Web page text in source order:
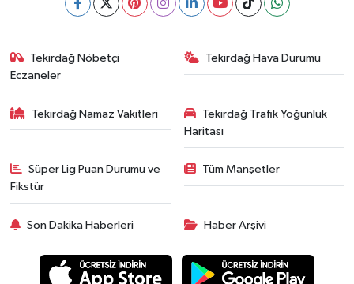
Tekirdağ Nöbetçi
Eczaneler
Tekirdağ Hava Durumu
Tekirdağ Namaz Vakitleri
Tekirdağ Trafik Yoğunluk
Haritası
Süper Lig Puan Durumu ve
Fikstür
Tüm Manşetler
Son Dakika Haberleri Haber Arşivi